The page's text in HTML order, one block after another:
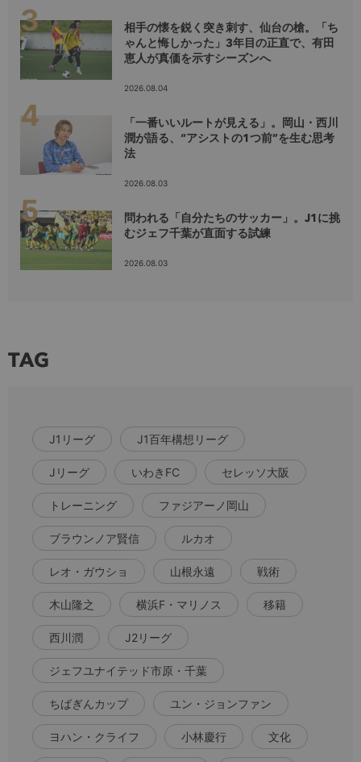
相手の懐を鋭く突き刺す、仙台の槍。「ち
ゃんと悔しかった」3年目の正直で、有田
恵人が真価を示すシーズンへ
2026.08.04
「一番いいルートが見える」。岡山・西川
潤が語る、“アシストの1つ前”を生む思考
法
2026.08.03
問われる「自分たちのサッカー」。J1に挑
むジェフ千葉が直面する試練
2026.08.03
TAG
J1リーグ J1百年構想リーグ
Jリーグ いわきFC セレッソ大阪
トレーニング ファジアーノ岡山
ブラウンノア賢信 ルカオ
レオ・ガウショ 山根永遠 戦術
木山隆之 横浜F・マリノス 移籍
西川潤 J2リーグ
ジェフユナイテッド市原・千葉
ちばぎんカップ ユン・ジョンファン
ヨハン・クライフ 小林慶行 文化